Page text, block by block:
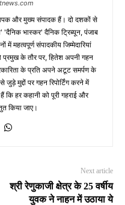
और मुख्य संपादक हैं। दो दशकों से
भास्कर' दैनिक ट्रिब्यून, पंजाब
महत्वपूर्ण संपादकीय जिम्मेदारियां
प्रमुख के तौर पर, हितेश अपनी गहन
के प्रति अपने अटूट समर्पण के
मुद्दों पर गहन रिपोर्टिंग करने में
हर कहानी को पूरी गहराई और
किया जाए।
Next article
श्री रेणुकाजी क्षेत्र के 25 वर्षीय
युवक ने नाहन में उठाया ये